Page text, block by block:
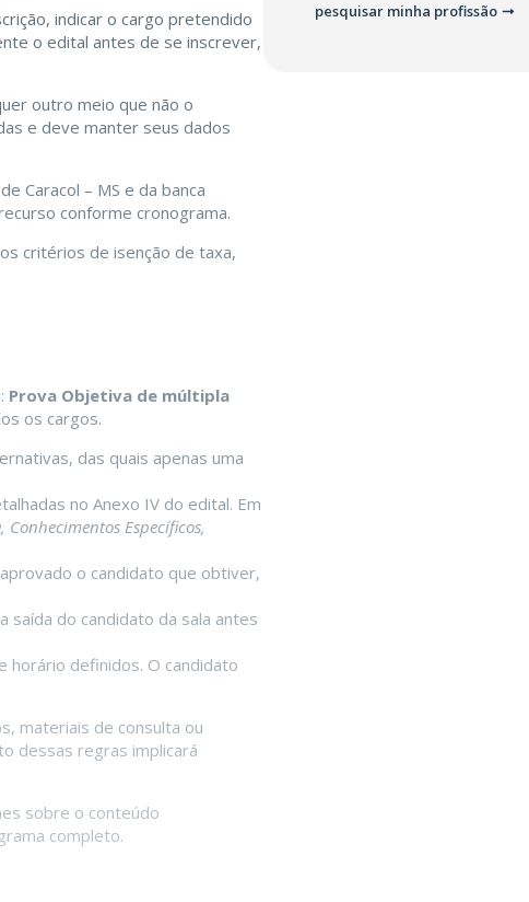
indicar o cargo pretendido
o edital antes de se inscrever,
outro meio que não o
e deve manter seus dados
Caracol – MS e da banca
conforme cronograma.
critérios de isenção de taxa,
Prova Objetiva de múltipla
os cargos.
das quais apenas uma
no Anexo IV do edital. Em
Específicos,
o candidato que obtiver,
saída do candidato da sala antes
horário definidos. O candidato
materiais de consulta ou
dessas regras implicará
sobre o conteúdo
completo.
pesquisar minha profissão